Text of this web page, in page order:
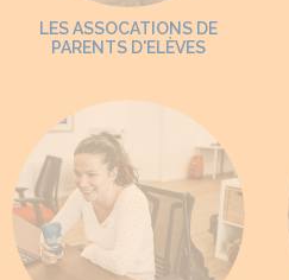
LES ASSOCATIONS DE
PARENTS D'ELÈVES